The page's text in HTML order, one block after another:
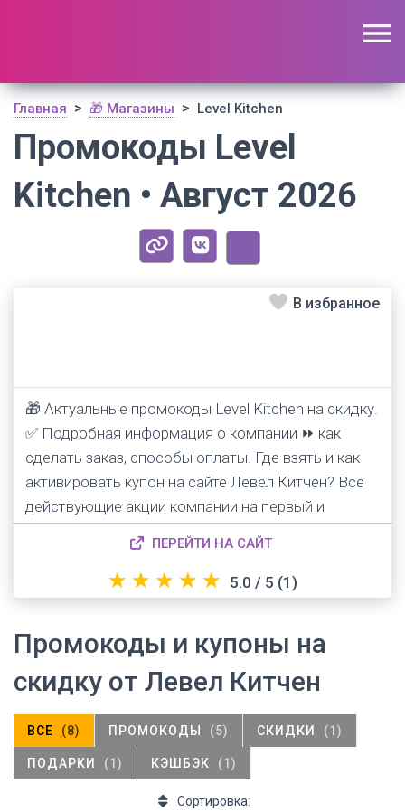
Главная > 🎁 Магазины > Level Kitchen
Промокоды Level
Kitchen • Август 2026
🎁 Актуальные промокоды Level Kitchen на скидку.
✅ Подробная информация о компании ⏩ как
сделать заказ, способы оплаты. Где взять и как
активировать купон на сайте Левел Китчен? Все
действующие акции компании на первый и
последующие заказы еды.
ПЕРЕЙТИ НА САЙТ
★ ★ ★ ★ ★ 5.0 / 5 (1)
В избранное
Промокоды и купоны на
скидку от Левел Китчен
ВСЕ (8) ПРОМОКОДЫ (5) СКИДКИ (1)
ПОДАРКИ (1) КЭШБЭК (1)
Сортировка: